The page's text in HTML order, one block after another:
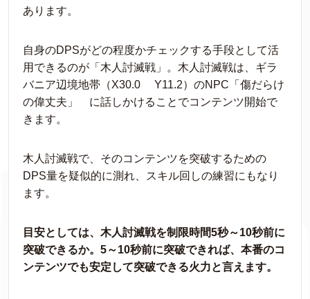
あります。
自身のDPSがどの程度かチェックする手段として活
用できるのが「木人討滅戦」。木人討滅戦は、ギラ
バニア辺境地帯（X30.0 Y11.2）のNPC「傷だらけ
の偉丈夫」 に話しかけることでコンテンツ開始で
きます。
木人討滅戦で、そのコンテンツを突破するための
DPS量を疑似的に測れ、スキル回しの練習にもなり
ます。
目安としては、木人討滅戦を制限時間5秒～10秒前に
突破できるか。5～10秒前に突破できれば、本番のコ
ンテンツでも安定して突破できる火力と言えます。